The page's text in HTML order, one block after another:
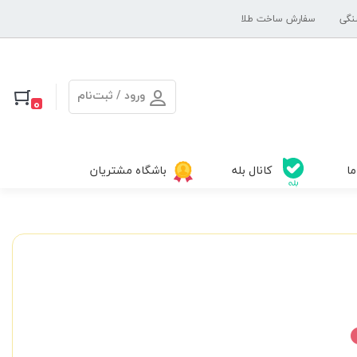
سفارش ساخت طلا
ورود / ثبت‌نام 0
کانال بله باشگاه مشتریان